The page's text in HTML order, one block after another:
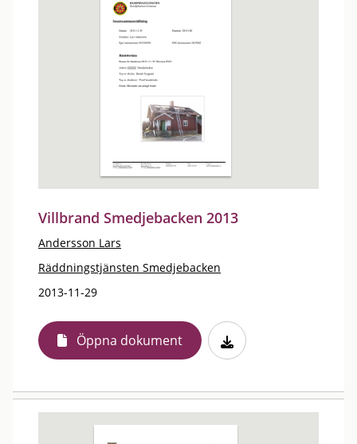
Villbrand Smedjebacken 2013
Andersson Lars
Räddningstjänsten Smedjebacken
2013-11-29
Öppna dokument